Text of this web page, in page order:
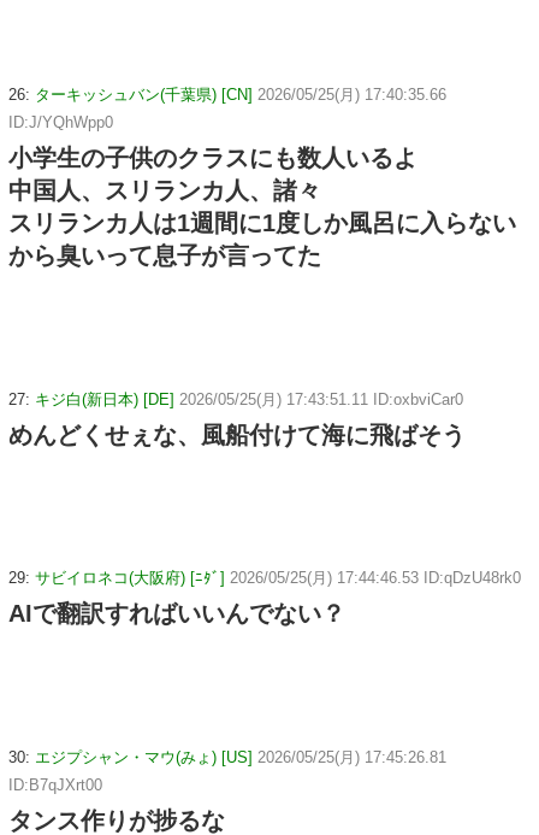
26: ターキッシュバン(千葉県) [CN] 2026/05/25(月) 17:40:35.66
ID:J/YQhWpp0
小学生の子供のクラスにも数人いるよ
中国人、スリランカ人、諸々
スリランカ人は1週間に1度しか風呂に入らない
から臭いって息子が言ってた
27: キジ白(新日本) [DE] 2026/05/25(月) 17:43:51.11 ID:oxbviCar0
めんどくせぇな、風船付けて海に飛ばそう
29: サビイロネコ(大阪府) [ﾆﾀﾞ] 2026/05/25(月) 17:44:46.53 ID:qDzU48rk0
AIで翻訳すればいいんでない？
30: エジプシャン・マウ(みょ) [US] 2026/05/25(月) 17:45:26.81
ID:B7qJXrt00
タンス作りが捗るな